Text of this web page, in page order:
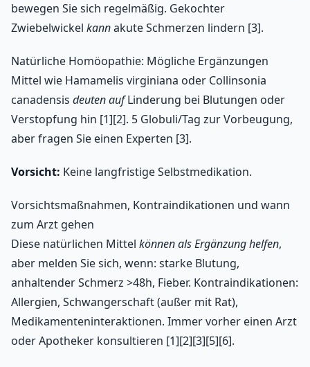
bewegen Sie sich regelmäßig. Gekochter
Zwiebelwickel kannakute Schmerzen lindern [3].
Natürliche Homöopathie: Mögliche Ergänzungen
Mittel wie Hamamelis virginiana oder Collinsonia
canadensis deuten aufLinderung bei Blutungen oder
Verstopfung hin [1][2]. 5 Globuli/Tag zur Vorbeugung,
aber fragen Sie einen Experten [3].
Vorsicht: Keine langfristige Selbstmedikation.
Vorsichtsmaßnahmen, Kontraindikationen und wann
zum Arzt gehen
Diese natürlichen Mittel können als Ergänzung helfen,
aber melden Sie sich, wenn: starke Blutung,
anhaltender Schmerz >48h, Fieber. Kontraindikationen:
Allergien, Schwangerschaft (außer mit Rat),
Medikamenteninteraktionen. Immer vorher einen Arzt
oder Apotheker konsultieren [1][2][3][5][6].